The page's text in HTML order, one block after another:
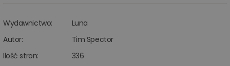
Wydawnictwo:
Luna
Autor:
Tim Spector
Ilość stron:
336